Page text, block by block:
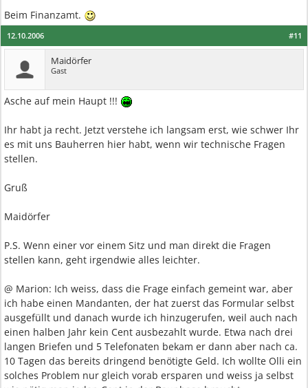
Beim Finanzamt.
#11
12.10.2006
Maidörfer
Gast
Asche auf mein Haupt !!!
Ihr habt ja recht. Jetzt verstehe ich langsam erst, wie schwer Ihr
es mit uns Bauherren hier habt, wenn wir technische Fragen
stellen.
Gruß
Maidörfer
P.S. Wenn einer vor einem Sitz und man direkt die Fragen
stellen kann, geht irgendwie alles leichter.
@ Marion: Ich weiss, dass die Frage einfach gemeint war, aber
ich habe einen Mandanten, der hat zuerst das Formular selbst
ausgefüllt und danach wurde ich hinzugerufen, weil auch nach
einen halben Jahr kein Cent ausbezahlt wurde. Etwa nach drei
langen Briefen und 5 Telefonaten bekam er dann aber nach ca.
10 Tagen das bereits dringend benötigte Geld. Ich wollte Olli ein
solches Problem nur gleich vorab ersparen und weiss ja selbst